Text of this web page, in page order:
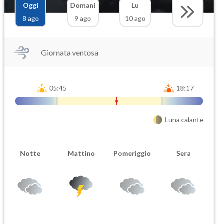
Oggi
8 ago
Domani
9 ago
Lu
10 ago
Giornata ventosa
05:45 18:17
Luna calante
Notte Mattino Pomeriggio Sera